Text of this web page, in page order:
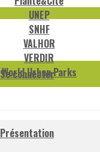
UNEP
SNHF
VALHOR
VERDIR
World Urban Parks
Se connecter
Présentation